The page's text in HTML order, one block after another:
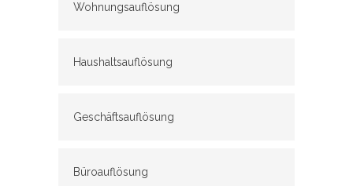
Wohnungsauflösung
Haushaltsauflösung
Geschäftsauflösung
Büroauflösung